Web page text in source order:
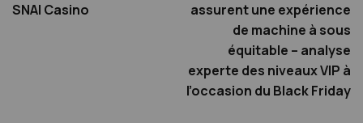
SNAI Casino
assurent une expérience
de machine à sous
équitable – analyse
experte des niveaux VIP à
l’occasion du Black Friday